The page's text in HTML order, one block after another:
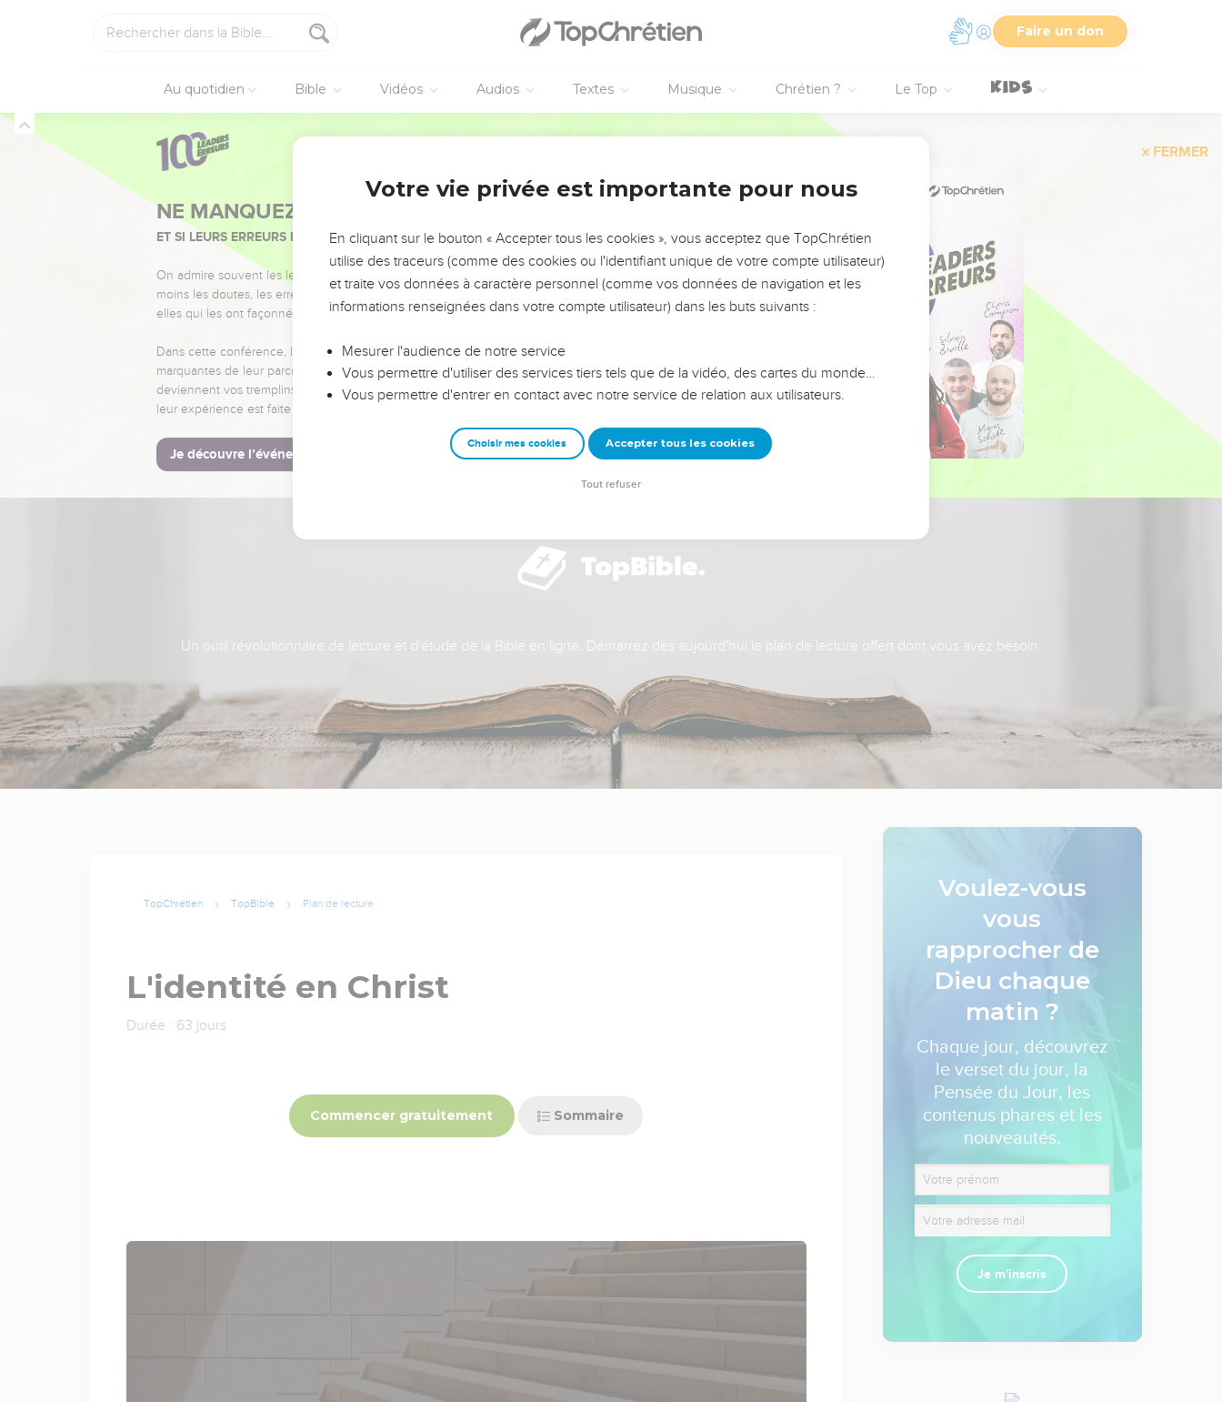
Faire un don
Au quotidien Bible Vidéos Audios Textes Musique Chrétien ? Le Top
FERMER
NE MANQUEZ PAS L’ÉVÉNEMENT DE L’ANNÉE !
ET SI LEURS ERREURS POUVAIENT VOUS ÉVITER LES VOTRES ?
On admire souvent les leaders pour leurs réussites, leur impact, leur foi ou leur vision. Mais on voit
moins les doutes, les erreurs et les saisons difficiles qu'ils ont traversés, alors même que ce sont
elles qui les ont façonnés.
Dans cette conférence, leaders, entrepreneurs, et responsables reviennent sur les erreurs
marquantes de leur parcours et les clés pour avancer avec plus de sagesse afin que leurs erreurs
deviennent vos tremplins. Que vous guidiez un ministère, une équipe, un groupe ou une famille,
leur expérience est faite pour vous.
Je découvre l’événement
Un outil révolutionnaire de lecture et d'étude de la Bible en ligne. Démarrez dès aujourd'hui le plan de lecture offert dont vous avez besoin.
TopChrétien TopBible Plan de lecture
L'identité en Christ
Durée : 63 jours
Commencer gratuitement Sommaire
Voulez-vous
vous
rapprocher de
Dieu chaque
matin ?
Chaque jour, découvrez
le verset du jour, la
Pensée du Jour, les
contenus phares et les
nouveautés.
Je m'inscris
Votre vie privée est importante pour nous
En cliquant sur le bouton « Accepter tous les cookies », vous acceptez que TopChrétien
utilise des traceurs (comme des cookies ou l'identifiant unique de votre compte utilisateur)
et traite vos données à caractère personnel (comme vos données de navigation et les
informations renseignées dans votre compte utilisateur) dans les buts suivants :
Mesurer l'audience de notre service
Vous permettre d'utiliser des services tiers tels que de la vidéo, des cartes du monde…
Vous permettre d'entrer en contact avec notre service de relation aux utilisateurs.
Choisir mes cookies Accepter tous les cookies
Tout refuser